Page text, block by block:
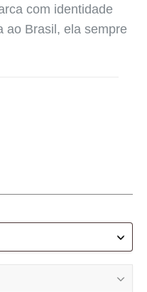
Chery no Brasil:
Moderno e
sob a gestão da